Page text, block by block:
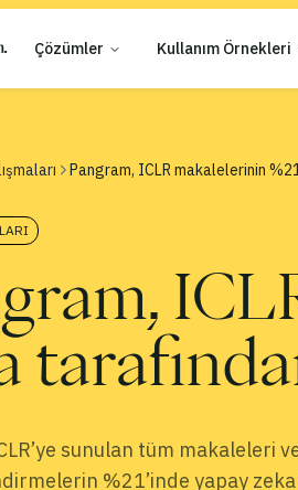
Çözümler Kullanım Örnekleri
Pangram, ICLR makalelerinin
sunulan tüm makaleleri
%21’inde yapay